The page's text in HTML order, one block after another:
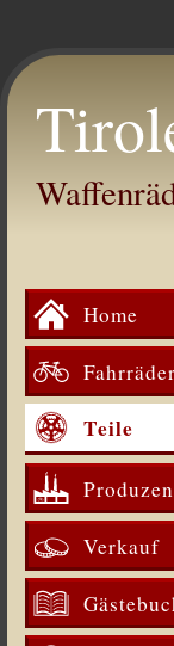
Home
Fahrräder
Teile
Verkauf